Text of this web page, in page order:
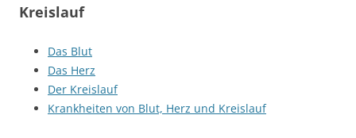
Kreislauf
Das Blut
Das Herz
Der Kreislauf
Krankheiten von Blut, Herz und Kreislauf